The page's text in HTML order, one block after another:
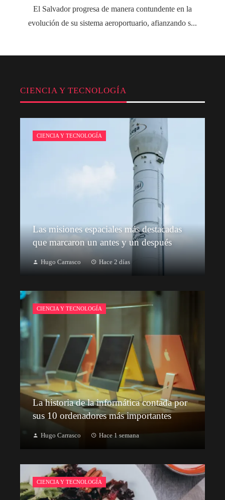
El Salvador progresa de manera contundente en la
evolución de su sistema aeroportuario, afianzando s...
CIENCIA Y TECNOLOGÍA
CIENCIA Y TECNOLOGÍA
Las misiones espaciales más destacadas
que marcaron un antes y un después
Hugo Carrasco Hace 2 días
CIENCIA Y TECNOLOGÍA
La historia de la informática contada por
sus 10 ordenadores más importantes
Hugo Carrasco Hace 1 semana
CIENCIA Y TECNOLOGÍA